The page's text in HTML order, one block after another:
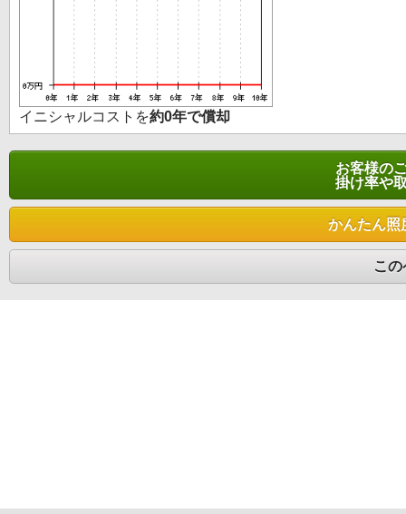
イニシャルコストを約0年で償却
お客様の
掛け率や
かんたん照
こ